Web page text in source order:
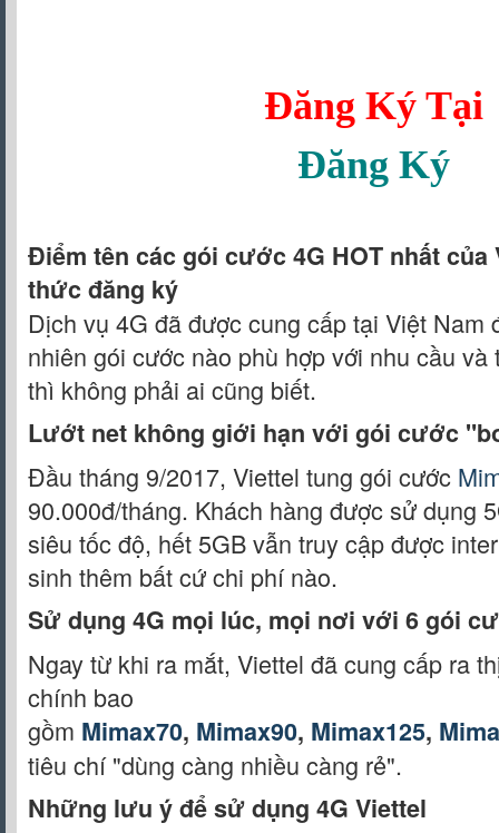
Đăng Ký Tại
Đăng Ký
Điểm tên các gói cước 4G HOT nhất của
thức đăng ký
Dịch vụ 4G đã được cung cấp tại Việt Nam
nhiên gói cước nào phù hợp với nhu cầu
thì không phải ai cũng biết.
Lướt net không giới hạn với gói cước
Đầu tháng 9/2017, Viettel tung gói cước
90.000đ/tháng. Khách hàng được sử dụng
siêu tốc độ, hết 5GB vẫn truy cập được
sinh thêm bất cứ chi phí nào.
Sử dụng 4G mọi lúc, mọi nơi với 6 gói
Ngay từ khi ra mắt, Viettel đã cung cấp ra
chính bao
gồm Mimax70, Mimax90, Mimax125,
tiêu chí "dùng càng nhiều càng rẻ".
Những lưu ý để sử dụng 4G Viettel